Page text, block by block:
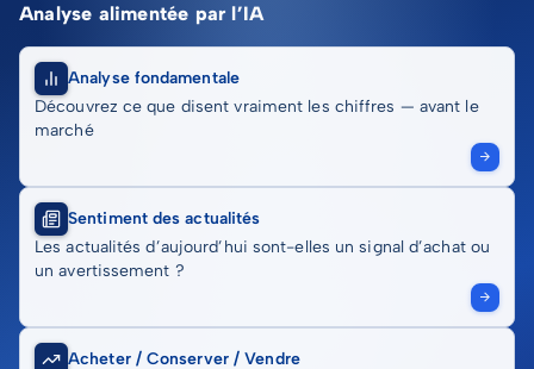
Analyse alimentée par l’IA
Analyse fondamentale
Découvrez ce que disent vraiment les chiffres — avant le
marché
Sentiment des actualités
Les actualités d’aujourd’hui sont-elles un signal d’achat ou
un avertissement ?
Acheter / Conserver / Vendre